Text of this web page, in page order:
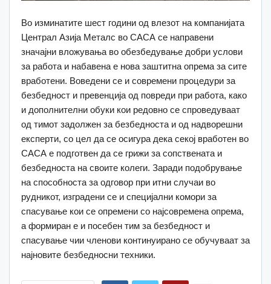
Во изминатите шест години од влезот на компанијата
Централ Азија Металс во САСА се направени
значајни вложувања во обезбедување добри услови
за работа и набавена е нова заштитна опрема за сите
вработени. Воведени се и современи процедури за
безбедност и превенција од повреди при работа, како
и дополнителни обуки кои редовно се спроведуваат
од тимот задолжен за безбедноста и од надворешни
експерти, со цел да се осигура дека секој вработен во
САСА е подготвен да се грижи за сопствената и
безбедноста на своите колеги. Заради подобрување
на способноста за одговор при итни случаи во
рудникот, изградени се и специјални комори за
спасување кои се опремени со најсовремена опрема,
а формиран е и посебен тим за безбедност и
спасување чии членови континуирано се обучуваат за
најновите безбедносни техники.